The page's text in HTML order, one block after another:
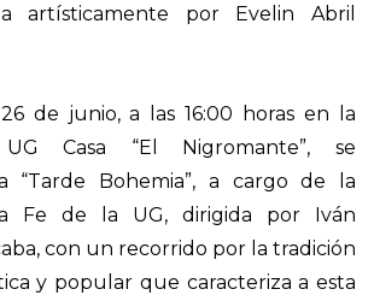
artísticamente por Evelin Abril
de junio, a las 16:00 horas en la
UG Casa “El Nigromante”, se
“Tarde Bohemia”, a cargo de la
Fe de la UG, dirigida por Iván
con un recorrido por la tradición
y popular que caracteriza a esta